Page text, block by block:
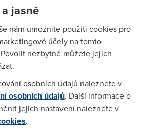
slzu, odpůrci hostingu na Geocities
měsíce skončila významná
Dříve extrémně navštěvovaný
svůj provoz, současný majitel, firma
z provozu.
jasně
nám umožníte použití cookies pro
účely na tomto
nezbytné můžete jejich
osobních údajů naleznete v
osobních údajů. Další informace o
jejich nastavení naleznete v
.